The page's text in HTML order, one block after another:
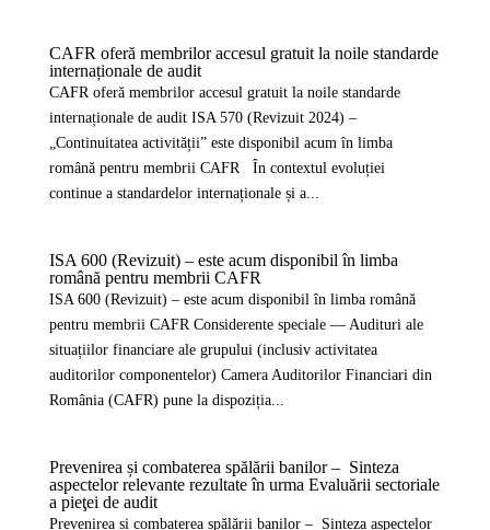
CAFR oferă membrilor accesul gratuit la noile standarde
internaționale de audit
CAFR oferă membrilor accesul gratuit la noile standarde
internaționale de audit ISA 570 (Revizuit 2024) –
„Continuitatea activității” este disponibil acum în limba
română pentru membrii CAFR În contextul evoluției
continue a standardelor internaționale și a...
ISA 600 (Revizuit) – este acum disponibil în limba
română pentru membrii CAFR
ISA 600 (Revizuit) – este acum disponibil în limba română
pentru membrii CAFR Considerente speciale — Audituri ale
situațiilor financiare ale grupului (inclusiv activitatea
auditorilor componentelor) Camera Auditorilor Financiari din
România (CAFR) pune la dispoziția...
Prevenirea și combaterea spălării banilor – Sinteza
aspectelor relevante rezultate în urma Evaluării sectoriale
a pieţei de audit
Prevenirea și combaterea spălării banilor – Sinteza aspectelor